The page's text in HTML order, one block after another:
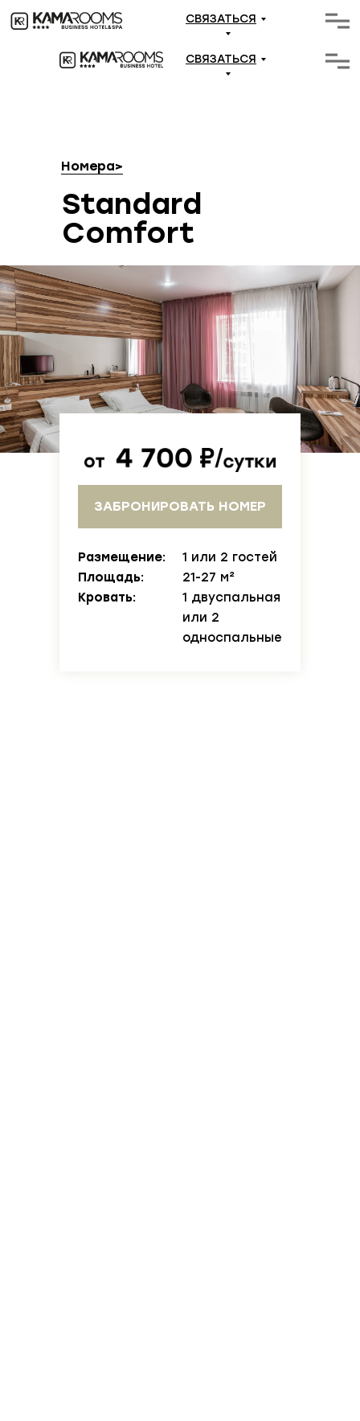
СВЯЗАТЬСЯ
СВЯЗАТЬСЯ
Размещение:
Площадь:
Кровать:
1 или 2 гостей
21-27 м²
1 двуспальная
или 2
односпальные
ЗАБРОНИРОВАТЬ НОМЕР
Номера>
Standard
Comfort